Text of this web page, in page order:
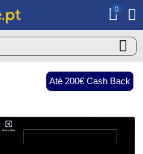
0
Até 200€ Cash Back
Até 200€ Cash Back